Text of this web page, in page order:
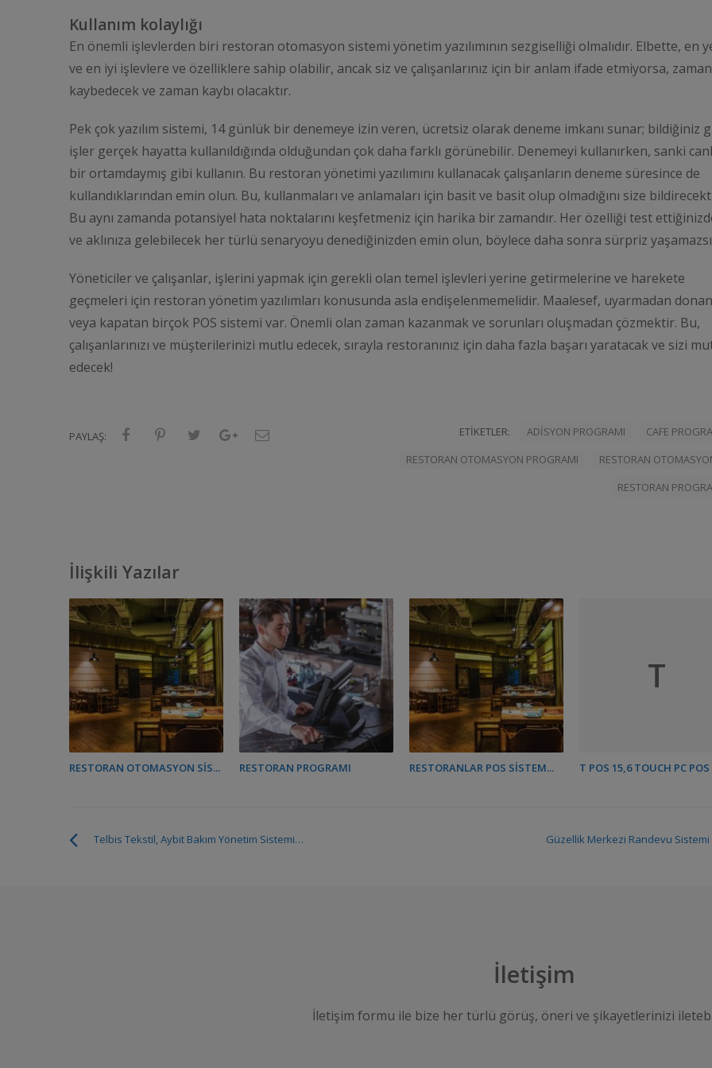
Kullanım kolaylığı
En önemli işlevlerden biri restoran otomasyon sistemi yönetim yazılımının sezgiselliği olmalıdır. Elbette, en
ve en iyi işlevlere ve özelliklere sahip olabilir, ancak siz ve çalışanlarınız için bir anlam ifade etmiyorsa, zaman
kaybedecek ve zaman kaybı olacaktır.
Pek çok yazılım sistemi, 14 günlük bir denemeye izin veren, ücretsiz olarak deneme imkanı sunar; bildiğiniz
işler gerçek hayatta kullanıldığında olduğundan çok daha farklı görünebilir. Denemeyi kullanırken, sanki
bir ortamdaymış gibi kullanın. Bu restoran yönetimi yazılımını kullanacak çalışanların deneme süresince de
kullandıklarından emin olun. Bu, kullanmaları ve anlamaları için basit ve basit olup olmadığını size
Bu aynı zamanda potansiyel hata noktalarını keşfetmeniz için harika bir zamandır. Her özelliği test
ve aklınıza gelebilecek her türlü senaryoyu denediğinizden emin olun, böylece daha sonra sürpriz
Yöneticiler ve çalışanlar, işlerini yapmak için gerekli olan temel işlevleri yerine getirmelerine ve harekete
geçmeleri için restoran yönetim yazılımları konusunda asla endişelenmemelidir. Maalesef, uyarmadan donan
veya kapatan birçok POS sistemi var. Önemli olan zaman kazanmak ve sorunları oluşmadan çözmektir. Bu,
çalışanlarınızı ve müşterilerinizi mutlu edecek, sırayla restoranınız için daha fazla başarı yaratacak ve sizi
edecek!
PAYLAŞ: ETIKETLER: ADISYON PROGRAMI
CAFE
RESTORAN OTOMASYON PROGRAMI
RESTORAN
RESTORAN
İlişkili Yazılar
RESTORAN OTOMASYON SIS... RESTORAN PROGRAMI RESTORANLAR POS SISTEM...
T
T POS 15,6 TOUCH PC POS
Güzellik Merkezi Randevu Sistemi
Telbis Tekstil, Aybit Bakım Yönetim Sistemini Tercih Etti
İletişim
İletişim formu ile bize her türlü görüş, öneri ve şikayetlerinizi